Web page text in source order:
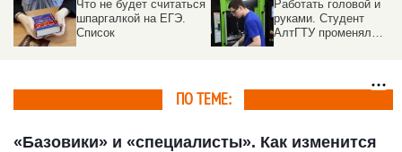
Работать головой и
руками. Студент
АлтГТУ променял
В российских школах
хотят ввести уроки по
выпечке куличей и
ПО ТЕМЕ:
«Базовики» и «специалисты». Как изменится